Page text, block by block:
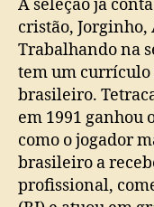
A seleção já
cristão,
Trabalhando na
tem um currículo
brasileiro.
em 1991 ganhou
como o jogador
brasileiro a
profissional,